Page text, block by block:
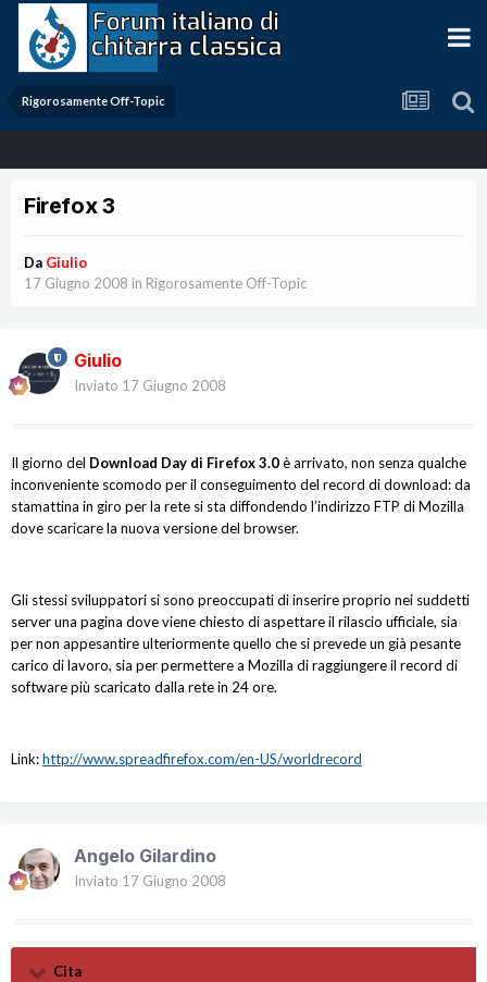
Rigorosamente Off-Topic
Firefox 3
Da Giulio
17 Giugno 2008 in Rigorosamente Off-Topic
Giulio
Inviato 17 Giugno 2008
Il giorno del Download Day di Firefox 3.0è arrivato, non senza qualche
inconveniente scomodo per il conseguimento del record di download: da
stamattina in giro per la rete si sta diffondendo l’indirizzo FTP di Mozilla
dove scaricare la nuova versione del browser.
Gli stessi sviluppatori si sono preoccupati di inserire proprio nei suddetti
server una pagina dove viene chiesto di aspettare il rilascio ufficiale, sia
per non appesantire ulteriormente quello che si prevede un già pesante
carico di lavoro, sia per permettere a Mozilla di raggiungere il record di
software più scaricato dalla rete in 24 ore.
Link:http://www.spreadfirefox.com/en-US/worldrecord
Angelo Gilardino
Inviato 17 Giugno 2008
Cita